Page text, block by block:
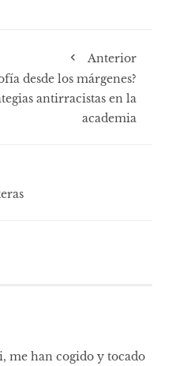
Anterior
desde los márgenes?
antirracistas en la
academia
me han cogido y tocado